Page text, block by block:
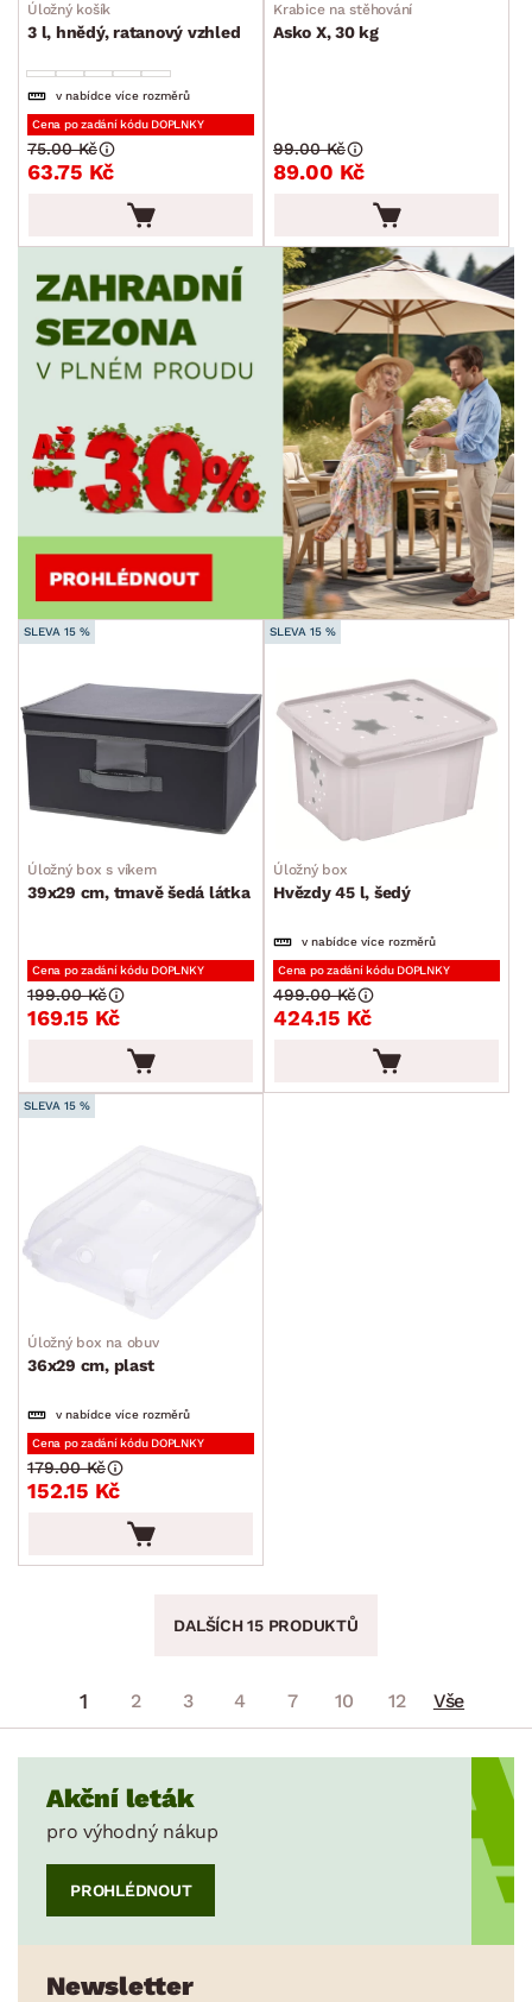
Úložný košík
3 l, hnědý, ratanový vzhled
v nabídce více rozměrů
Cena po zadání kódu DOPLNKY
63.75 Kč
75.00 Kč
Krabice na stěhování
Asko X, 30 kg
89.00 Kč
99.00 Kč
SLEVA 15 %
Úložný box s víkem
39x29 cm, tmavě šedá látka
Cena po zadání kódu DOPLNKY
169.15 Kč
199.00 Kč
SLEVA 15 %
Úložný box
Hvězdy 45 l, šedý
v nabídce více rozměrů
Cena po zadání kódu DOPLNKY
424.15 Kč
499.00 Kč
SLEVA 15 %
Úložný box na obuv
36x29 cm, plast
v nabídce více rozměrů
Cena po zadání kódu DOPLNKY
152.15 Kč
179.00 Kč
DALŠÍCH 15 PRODUKTŮ
1 2 3 4 7 10 12 Vše
Akční leták
pro výhodný nákup
PROHLÉDNOUT
Newsletter